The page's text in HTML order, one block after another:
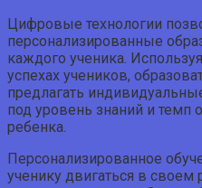
Цифровые технологии
персонализированные
каждого ученика.
успехах учеников,
предлагать
под уровень знаний и темп
ребенка.
Персонализированное
ученику двигаться в